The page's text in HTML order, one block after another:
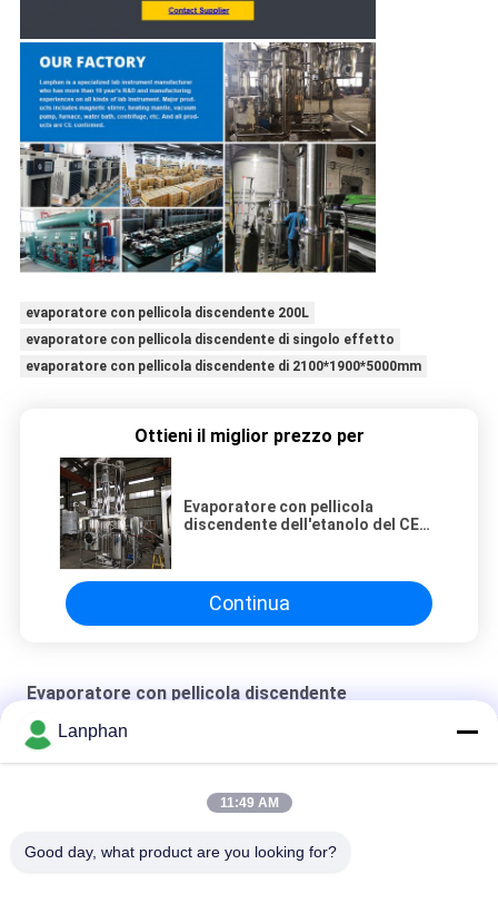
evaporatore con pellicola discendente 200L
evaporatore con pellicola discendente di singolo effetto
evaporatore con pellicola discendente di 2100*1900*5000mm
Ottieni il miglior prezzo per
Evaporatore con pellicola
discendente dell'etanolo del CE
Continua
Evaporatore con pellicola discendente
evaporatore con pellicola discendente 5kgh
Lanphan
11:49 AM
Good day, what product are you looking for?